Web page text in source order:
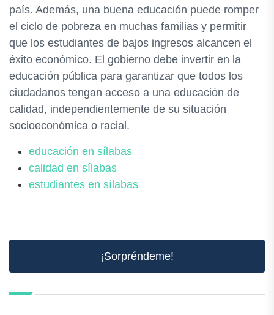
país. Además, una buena educación puede romper
el ciclo de pobreza en muchas familias y permitir
que los estudiantes de bajos ingresos alcancen el
éxito económico. El gobierno debe invertir en la
educación pública para garantizar que todos los
ciudadanos tengan acceso a una educación de
calidad, independientemente de su situación
socioeconómica o racial.
educación en sílabas
calidad en sílabas
estudiantes en sílabas
¡Sorpréndeme!